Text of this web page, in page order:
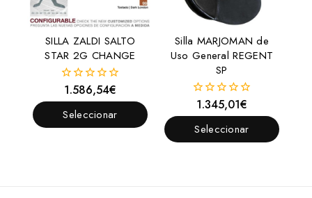
SILLA ZALDI SALTO
STAR 2G CHANGE
0
fuera
de
1.586,54€
Seleccionar
Silla MARJOMAN de
Uso General REGENT
SP
0
fuera
de
1.345,01€
Seleccionar